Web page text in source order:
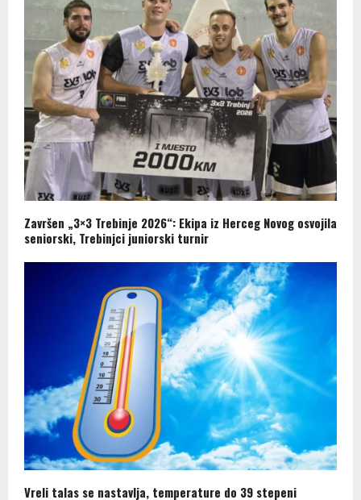
Završen „3×3 Trebinje 2026“: Ekipa iz Herceg Novog osvojila
seniorski, Trebinjci juniorski turnir
Vreli talas se nastavlja, temperature do 39 stepeni